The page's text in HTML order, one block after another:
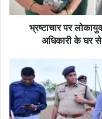
यु
ल
स्ट्रा
इ
भ्रष्टाचार पर
अधिकारी के घर
वि
ष